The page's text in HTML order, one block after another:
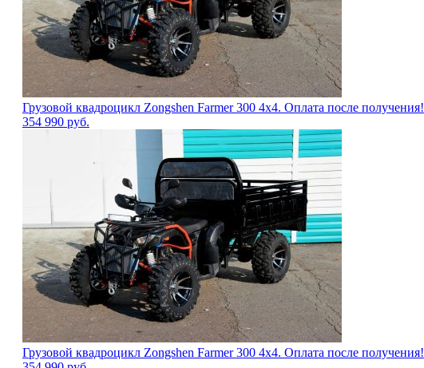
Грузовой квадроцикл Zongshen Farmer 300 4х4. Оплата после получения!
354 990 руб.
Грузовой квадроцикл Zongshen Farmer 300 4х4. Оплата после получения!